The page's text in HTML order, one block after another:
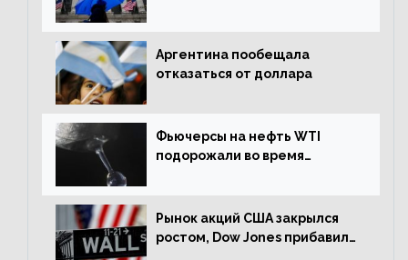
Аргентина пообещала
отказаться от доллара
Фьючерсы на нефть WTI
подорожали во время
Рынок акций США закрылся
ростом, Dow Jones прибавил